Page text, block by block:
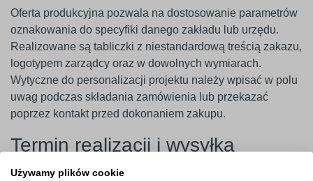
Oferta produkcyjna pozwala na dostosowanie parametrów
oznakowania do specyfiki danego zakładu lub urzędu.
Realizowane są tabliczki z niestandardową treścią zakazu,
logotypem zarządcy oraz w dowolnych wymiarach.
Wytyczne do personalizacji projektu należy wpisać w polu
uwag podczas składania zamówienia lub przekazać
poprzez kontakt przed dokonaniem zakupu.
Termin realizacji i wysyłka
Produkcja w polskim zakładzie rozpoczyna się po
Używamy plików cookie